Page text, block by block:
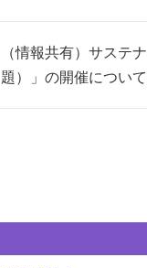
（情報共有）サステ
題）」の開催につい